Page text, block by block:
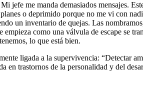
jefe me manda demasiados mensajes.
o deprimido porque no me vi con
un inventario de quejas. Las
como una válvula de escape se
lo que está bien.
ligada a la supervivencia: “Detectar
trastornos de la personalidad y del